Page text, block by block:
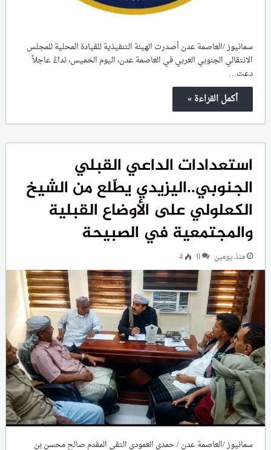
سمانيوز /العاصمة عدن أصدرت الهيئة التنفيذية للقيادة المحلية للمجلس
الانتقالي الجنوبي العربي في العاصمة عدن، اليوم الخميس، نداءً عاجلاً
دعت…
أكمل القراءة »
استعدادات الداعي القبلي
الجنوبي..اليزيدي يطّلع من الشيخ
الكعلولي على الأوضاع القبلية
والمجتمعية في الصبيحة
منذ يومين 0
4
سمانيوز /العاصمة عدن / حمدي العمودي التقى المقدم صالح محسن بن